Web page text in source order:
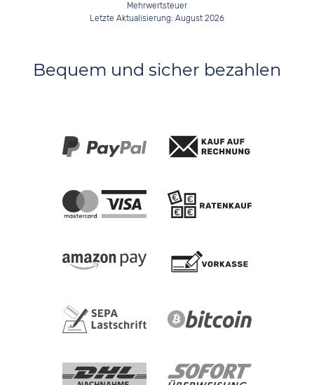
Mehrwertsteuer
Letzte Aktualisierung: August 2026
Bequem und sicher bezahlen